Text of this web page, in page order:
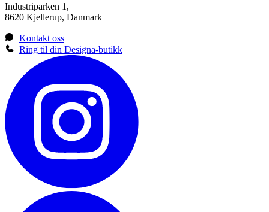
Industriparken 1,
8620 Kjellerup, Danmark
Kontakt oss
Ring til din Designa-butikk